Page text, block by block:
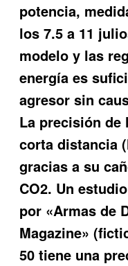
potencia,
los 7.5 a 11
modelo y las
energía es
agresor sin
La precisión de
corta distancia
gracias a su
CO2. Un
por «Armas de
Magazine»
50 tiene una